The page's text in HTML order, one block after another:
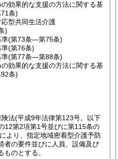
効果的な支援の方法に関する基
条)
型共同生活介護
)
準(第73条―第75条)
準(第76条)
準(第77条―第88条)
効果的な支援の方法に関する基
条)
険法(平成9年法律第123号。以下
12第2項第1号並びに第115条の
より、指定地域密着型介護予防
者の要件並びに人員、設備及び
のとする。